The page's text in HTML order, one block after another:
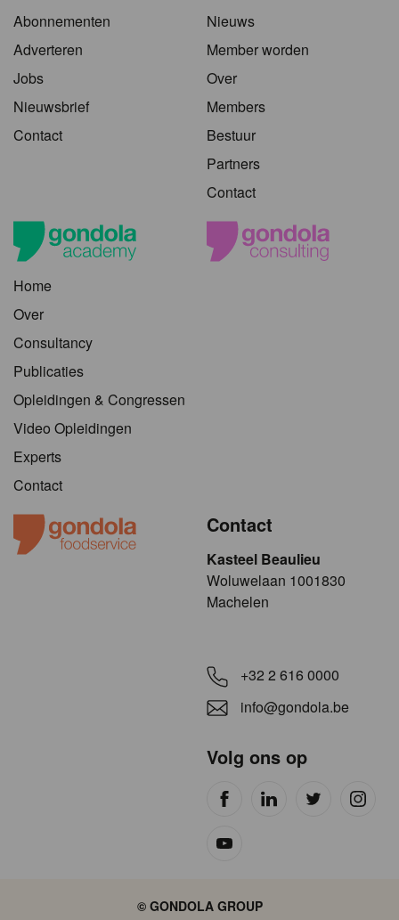
Abonnementen
Adverteren
Jobs
Nieuwsbrief
Contact
Nieuws
Member worden
Over
Members
Bestuur
Partners
Contact
Home
Over
Consultancy
Publicaties
Opleidingen & Congressen
Video Opleidingen
Experts
Contact
Contact
Kasteel Beaulieu
​​​Woluwelaan 1001830
Machelen
+32 2 616 0000
info@gondola.be
Volg ons op
© GONDOLA GROUP